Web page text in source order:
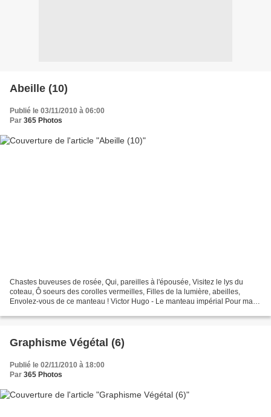
Abeille (10)
Publié le 03/11/2010 à 06:00
Par 365 Photos
Chastes buveuses de rosée, Qui, pareilles à l'épousée, Visitez le lys du
coteau, Ô soeurs des corolles vermeilles, Filles de la lumière, abeilles,
Envolez-vous de ce manteau ! Victor Hugo - Le manteau impérial Pour ma
Graphisme Végétal (6)
Publié le 02/11/2010 à 18:00
Par 365 Photos